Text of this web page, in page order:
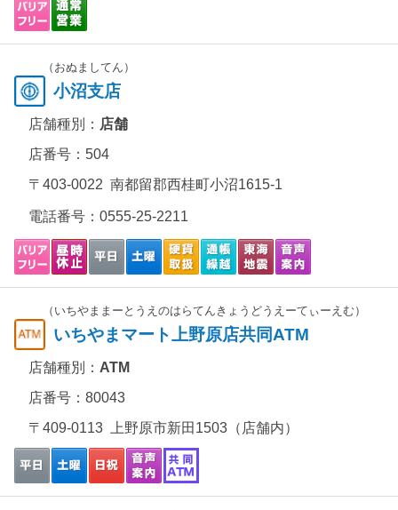
（おぬましてん）
小沼支店
店舗種別： 店舗
店番号：504
〒403-0022 南都留郡西桂町小沼1615-1
電話番号： 0555-25-2211
（いちやままーとうえのはらてんきょうどうえーてぃーえむ）
いちやまマート上野原店共同ATM
店舗種別： ATM
店番号：80043
〒409-0113 上野原市新田1503（店舗内）